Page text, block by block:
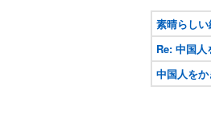
素晴らし
Re: 中国人
中国人を